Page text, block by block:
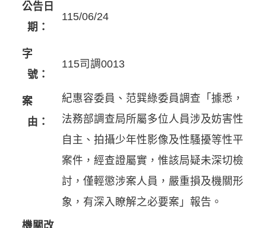
公告日
期：
115/06/24
字
號：
115司調0013
案
由：
紀惠容委員、范巽綠委員調查「據悉，
法務部調查局所屬多位人員涉及妨害性
自主、拍攝少年性影像及性騷擾等性平
案件，經查證屬實，惟該局疑未深切檢
討，僅輕懲涉案人員，嚴重損及機關形
象，有深入瞭解之必要案」報告。
機關改